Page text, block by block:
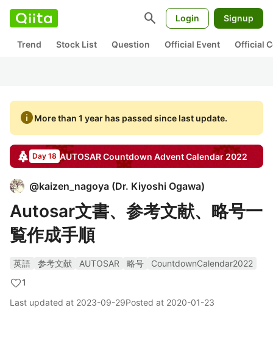
search Login Signup
Trend Stock List Question Official Event Official
infoMore than 1 year has passed since last update.
Day 18 AUTOSAR Countdown Advent Calendar 2022
@kaizen_nagoya (Dr. Kiyoshi Ogawa)
Autosar文書、参考文献、略号一
覧作成手順
英語 参考文献 AUTOSAR 略号
CountdownCalendar2022
1
Last updated at 2023-09-29Posted at 2020-01-23